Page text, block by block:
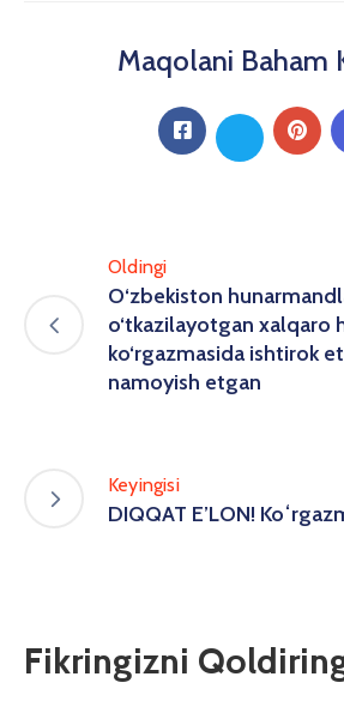
Maqolani Baham
Oldingi
O‘zbekiston
o‘tkazilayotgan xalqaro
ko‘rgazmasida ishtirok
namoyish etgan
Keyingisi
DIQQAT E’LON!
Fikringizni